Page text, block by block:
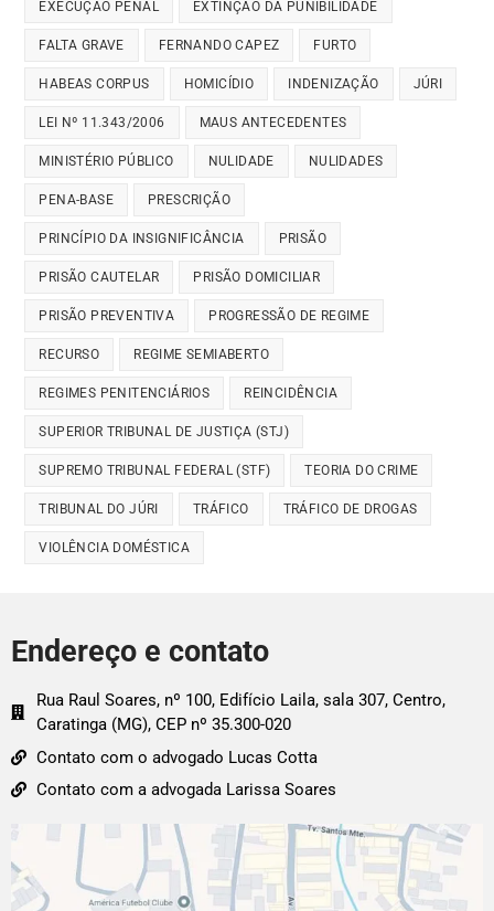
EXECUÇÃO PENAL EXTINÇÃO DA PUNIBILIDADE
FALTA GRAVE FERNANDO CAPEZ FURTO
HABEAS CORPUS HOMICÍDIO INDENIZAÇÃO JÚRI
LEI Nº 11.343/2006 MAUS ANTECEDENTES
MINISTÉRIO PÚBLICO NULIDADE NULIDADES
PENA-BASE PRESCRIÇÃO
PRINCÍPIO DA INSIGNIFICÂNCIA PRISÃO
PRISÃO CAUTELAR PRISÃO DOMICILIAR
PRISÃO PREVENTIVA PROGRESSÃO DE REGIME
RECURSO REGIME SEMIABERTO
REGIMES PENITENCIÁRIOS REINCIDÊNCIA
SUPERIOR TRIBUNAL DE JUSTIÇA (STJ)
SUPREMO TRIBUNAL FEDERAL (STF) TEORIA DO CRIME
TRIBUNAL DO JÚRI TRÁFICO TRÁFICO DE DROGAS
VIOLÊNCIA DOMÉSTICA
Endereço e contato
Rua Raul Soares, nº 100, Edifício Laila, sala 307, Centro,
Caratinga (MG), CEP nº 35.300-020
Contato com o advogado Lucas Cotta
Contato com a advogada Larissa Soares